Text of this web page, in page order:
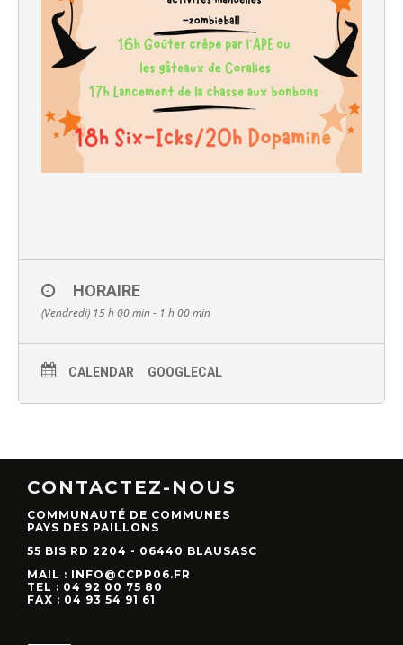
HORAIRE
(Vendredi) 15 h 00 min - 1 h 00 min
CALENDAR GOOGLECAL
CONTACTEZ-NOUS
COMMUNAUTÉ DE COMMUNES
PAYS DES PAILLONS
55 BIS RD 2204 - 06440 BLAUSASC
MAIL : INFO@CCPP06.FR
TEL : 04 92 00 75 80
FAX : 04 93 54 91 61